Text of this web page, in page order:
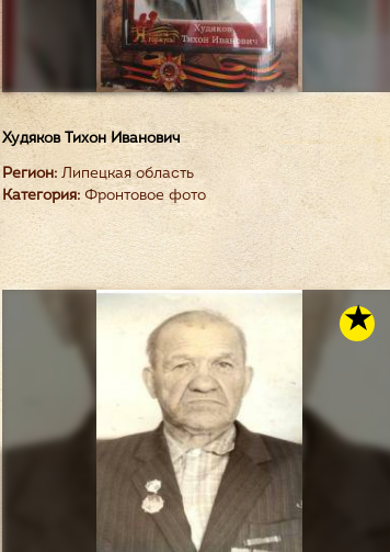
Худяков Тихон Иванович
Регион:Липецкая область
Категория:Фронтовое фото